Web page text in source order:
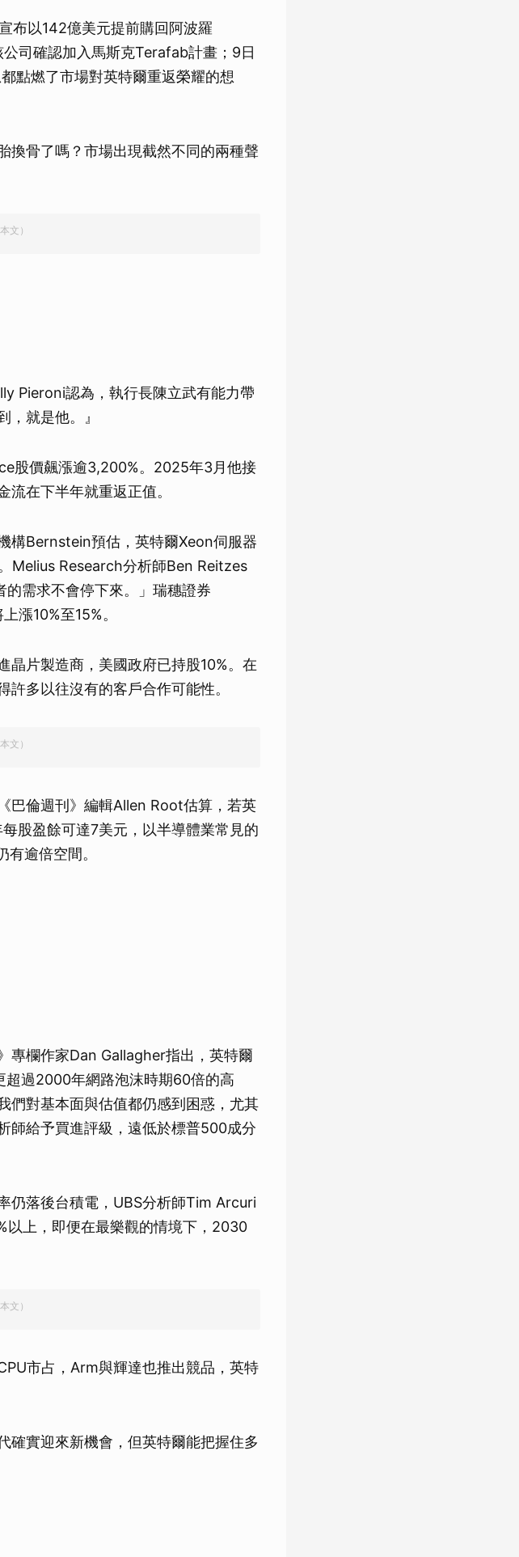
布以142億美元提前購回阿波羅
司確認加入馬斯克Terafab計畫；9日
點燃了市場對英特爾重返榮耀的想
換骨了嗎？市場出現截然不同的兩種聲
文）
Pieroni認為，執行長陳立武有能力帶
就是他。』
股價飆漲逾3,200%。2025年3月他接
在下半年就重返正值。
構Bernstein預估，英特爾Xeon伺服器
Melius Research分析師Ben Reitzes
需求不會停下來。」瑞穗證券
漲10%至15%。
晶片製造商，美國政府已持股10%。在
多以往沒有的客戶合作可能性。
文）
巴倫週刊》編輯Allen Root估算，若英
股盈餘可達7美元，以半導體業常見的
逾倍空間。
專欄作家Dan Gallagher指出，英特爾
超過2000年網路泡沫時期60倍的高
對基本面與估值都仍感到困惑，尤其
師給予買進評級，遠低於標普500成分
仍落後台積電，UBS分析師Tim Arcuri
上，即便在最樂觀的情境下，2030
文）
市占，Arm與輝達也推出競品，英特
確實迎來新機會，但英特爾能把握住多